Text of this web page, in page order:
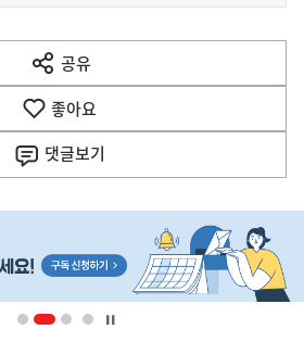
공유
열
기
좋아요
댓글보기